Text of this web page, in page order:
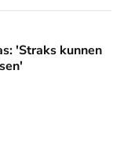
we niet meer
'Straks kunnen